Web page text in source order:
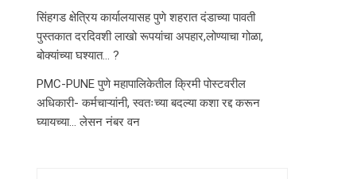
सिंहगड क्षेत्रिय कार्यालयासह पुणे शहरात दंडाच्या पावती
पुस्तकात दरदिवशी लाखो रूपयांचा अपहार,लोण्याचा गोळा,
बोक्यांच्या घश्यात… ?
PMC-PUNE पुणे महापालिकेतील क्रिमी पोस्टवरील
अधिकारी- कर्मचाऱ्यांनी, स्वतःच्या बदल्या कशा रद्द करून
घ्यायच्या… लेसन नंबर वन